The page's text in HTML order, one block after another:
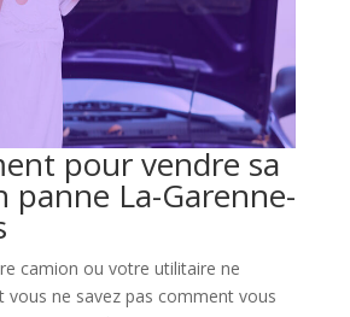
pour vendre sa
panne La-Garenne-
camion ou votre utilitaire ne
vous ne savez pas comment vous